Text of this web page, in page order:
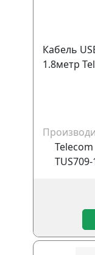
Кабель
1.8метр
Telecom